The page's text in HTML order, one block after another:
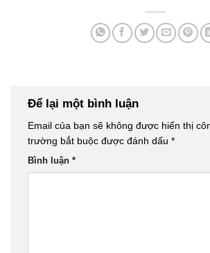
Để lại một bình luận
Email của bạn sẽ không được hiển thị
trường bắt buộc được đánh dấu *
Bình luận *